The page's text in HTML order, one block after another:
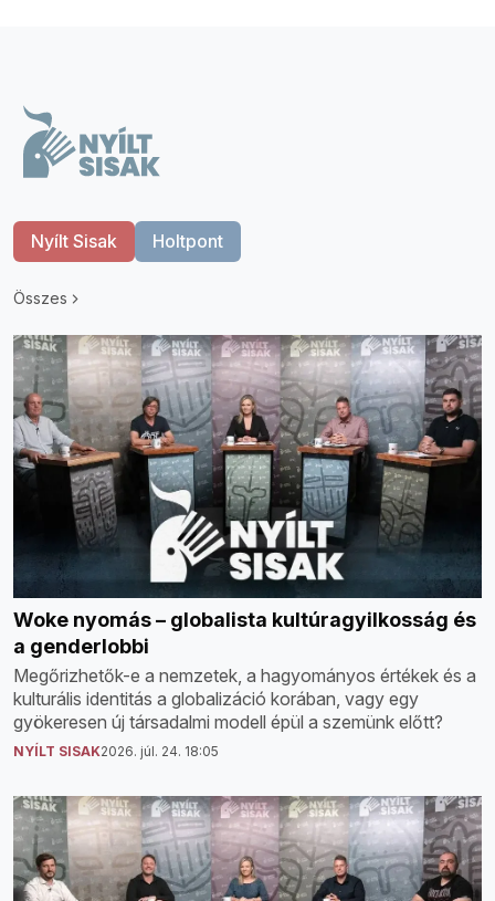
Nyílt Sisak Holtpont
Összes
Woke nyomás – globalista kultúragyilkosság és
a genderlobbi
Megőrizhetők-e a nemzetek, a hagyományos értékek és a
kulturális identitás a globalizáció korában, vagy egy
gyökeresen új társadalmi modell épül a szemünk előtt?
NYÍLT SISAK2026. júl. 24. 18:05